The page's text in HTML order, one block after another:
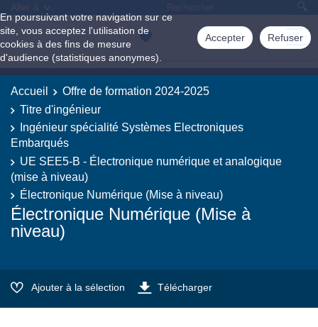
En poursuivant votre navigation sur ce
site, vous acceptez l'utilisation de
cookies à des fins de mesure
d'audience (statistiques anonymes).
Accepter Refuser
Aller à
Accueil
Offre de formation 2024-2025
Titre d'ingénieur
Ingénieur spécialité Systèmes Electroniques
Embarqués
UE SEE5-B - Électronique numérique et analogique
(mise à niveau)
Électronique Numérique (Mise à niveau)
Électronique Numérique (Mise à
niveau)
Ajouter à la sélection Télécharger